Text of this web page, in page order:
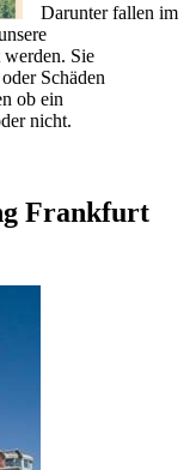
Darunter fallen im
werden. Sie
Schäden
ob ein
nicht.
Frankfurt